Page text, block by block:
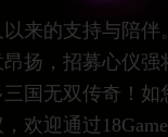
来的支持与陪伴
扬，招募心仪强
国无双传奇！如
欢迎通过